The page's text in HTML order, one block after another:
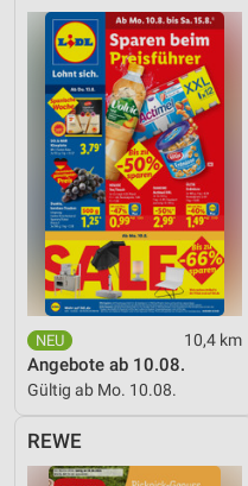
10,4 km
Angebote ab 10.08.
Gültig ab Mo. 10.08.
REWE